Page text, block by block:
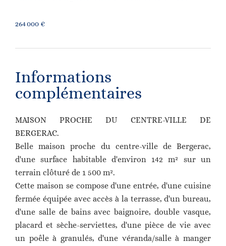
264 000 €
Informations
complémentaires
MAISON PROCHE DU CENTRE-VILLE DE
BERGERAC.
Belle maison proche du centre-ville de Bergerac,
d'une surface habitable d'environ 142 m² sur un
terrain clôturé de 1 500 m².
Cette maison se compose d'une entrée, d'une cuisine
fermée équipée avec accès à la terrasse, d'un bureau,
d'une salle de bains avec baignoire, double vasque,
placard et sèche-serviettes, d'une pièce de vie avec
un poêle à granulés, d'une véranda/salle à manger